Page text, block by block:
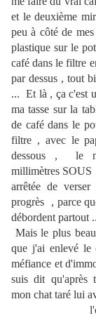
et le deuxième
peu à côté de
plastique sur le
café dans le filtre
par dessus , tout
... Et là , ça c'est
ma tasse sur la
de café dans le
filtre , avec le
dessous , le
millimètres
arrêtée de
progrès , parce
débordent partout
Mais le plus
que j'ai enlevé le
méfiance et
suis dit qu'après
mon chat taré lui
l'oiseau